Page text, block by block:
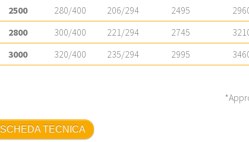
2500
280/400 206/294 2495
2800
300/400 221/294 2745
3000
320/400 235/294 2995
SCHEDA TECNICA